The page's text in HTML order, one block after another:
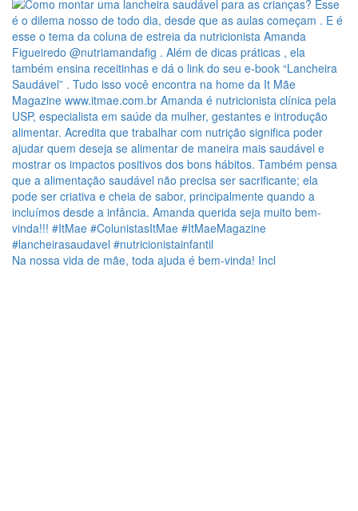
Na nossa vida de mãe, toda ajuda é bem-vinda! Incl